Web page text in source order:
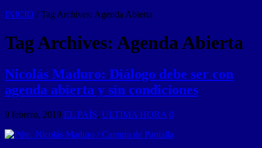
INICIO / Tag Archives: Agenda Abierta
Tag Archives: Agenda Abierta
Nicolás Maduro: Diálogo debe ser con
agenda abierta y sin condiciones
9 febrero, 2019 EL PAÍS, ULTIMA HORA 0